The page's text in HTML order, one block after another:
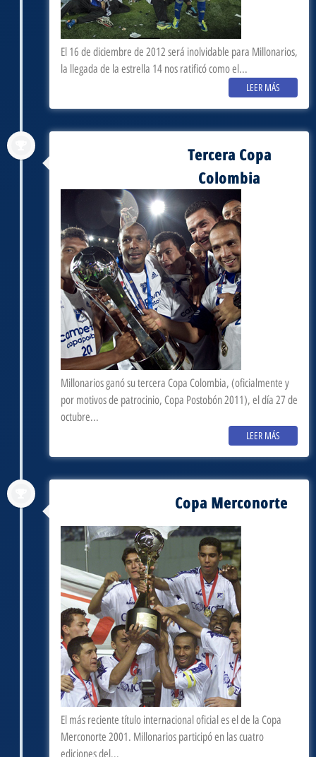
El 16 de diciembre de 2012 será inolvidable para Millonarios,
la llegada de la estrella 14 nos ratificó como el...
LEER MÁS
Tercera Copa
Colombia
Millonarios ganó su tercera Copa Colombia, (oficialmente y
por motivos de patrocinio, Copa Postobón 2011), el día 27 de
octubre...
LEER MÁS
Copa Merconorte
El más reciente título internacional oficial es el de la Copa
Merconorte 2001. Millonarios participó en las cuatro
ediciones del...